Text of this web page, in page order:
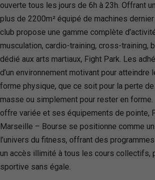
ouverte tous les jours de 6h à 23h. Offrant
plus de 2200m² équipé de machines
club propose une gamme complète
musculation, cardio-training, cross-training,
dédié aux arts martiaux, Fight Park. Les
d’un environnement motivant pour atteindre
forme physique, que ce soit pour la perte
masse ou simplement pour rester en
offre variée et ses équipements de pointe,
Marseille – Bourse se positionne comme
l’univers du fitness, offrant des
un accès illimité à tous les cours collectifs,
sportive sans égale.